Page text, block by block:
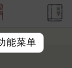
能菜单